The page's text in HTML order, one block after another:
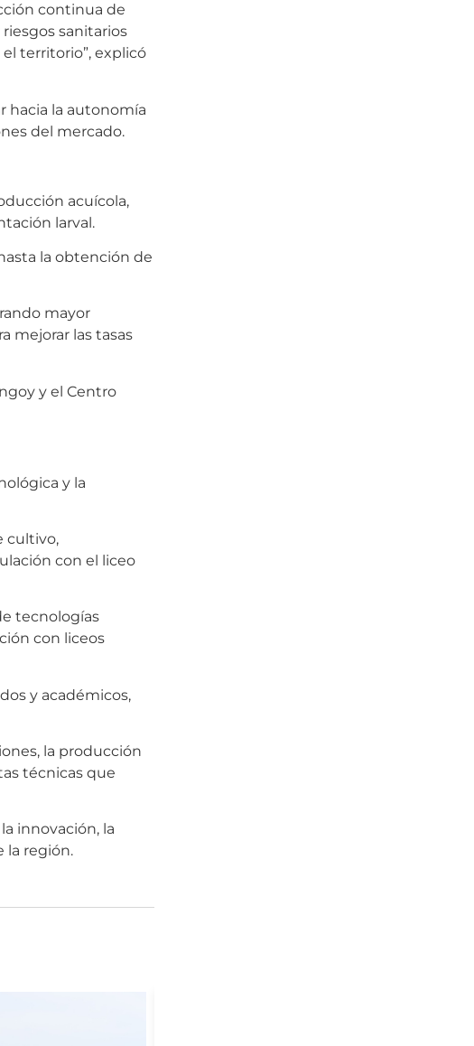
continua de
sanitarios
territorio”, explicó
hacia la autonomía
del mercado.
acuícola,
larval.
la obtención de
mayor
mejorar las tasas
y el Centro
y la
cultivo,
con el liceo
tecnologías
con liceos
y académicos,
la producción
técnicas que
innovación, la
la región.